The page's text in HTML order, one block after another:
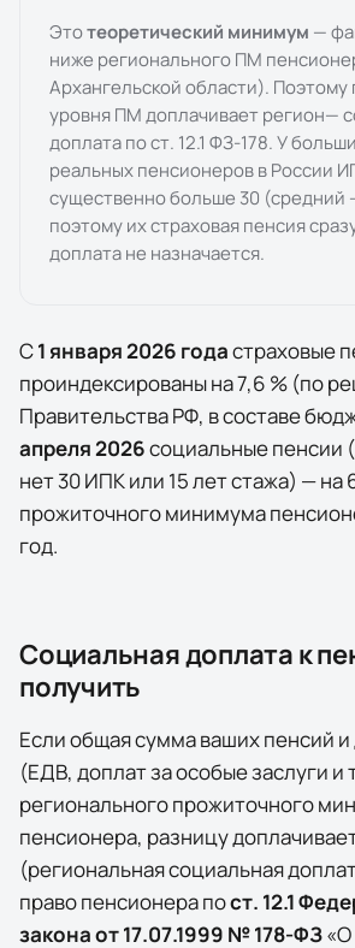
Этотеоретический минимум —
ниже регионального ПМ
Архангельской области). Поэтому
уровня ПМ доплачиваетрегион—
доплата по ст. 12.1 ФЗ-178. У
реальных пенсионеров в России
существенно больше 30 (средний
поэтому их страховая пенсия
доплата не назначается.
С1 января2026 годастраховые
проиндексированы на7,6 % (по
Правительства РФ, в составе
апреля2026социальные пенсии
нет 30 ИПК или 15 лет стажа) — на
прожиточного минимума
год.
Социальная доплата к
получить
Если общая сумма ваших пенсий и
(ЕДВ, доплат за особые заслуги и
регионального прожиточного
пенсионера, разницу
(региональная социальная
право пенсионера пост. 12.1
закона от 17.07.1999 № 178-ФЗ«О